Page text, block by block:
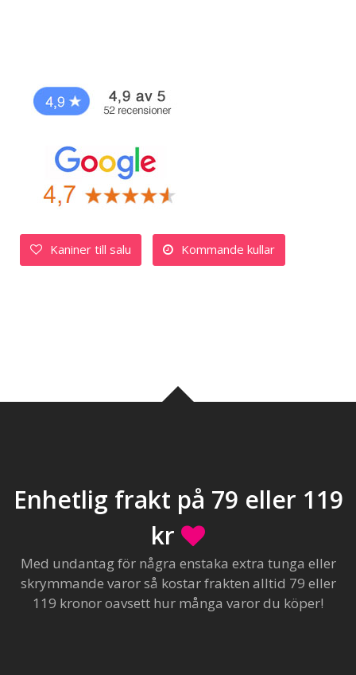
Kaniner till salu Kommande kullar
Enhetlig frakt på 79 eller 119
kr
Med undantag för några enstaka extra tunga eller
skrymmande varor så kostar frakten alltid 79 eller
119 kronor oavsett hur många varor du köper!